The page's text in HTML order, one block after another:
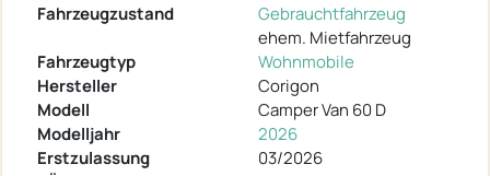
Fahrzeugzustand
Gebrauchtfahrzeug
ehem. Mietfahrzeug
Fahrzeugtyp
Wohnmobile
Hersteller
Corigon
Modell
Camper Van 60 D
Modelljahr
2026
Erstzulassung
03/2026